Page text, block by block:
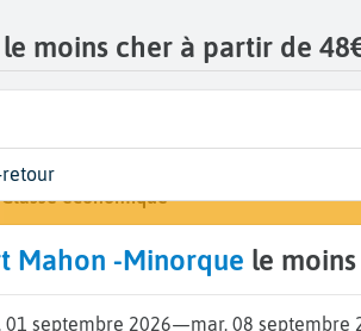
moins cher à partir de
voyage
économique
Mahon -Minorque le
01 septembre 2026—mar. 08 septembre